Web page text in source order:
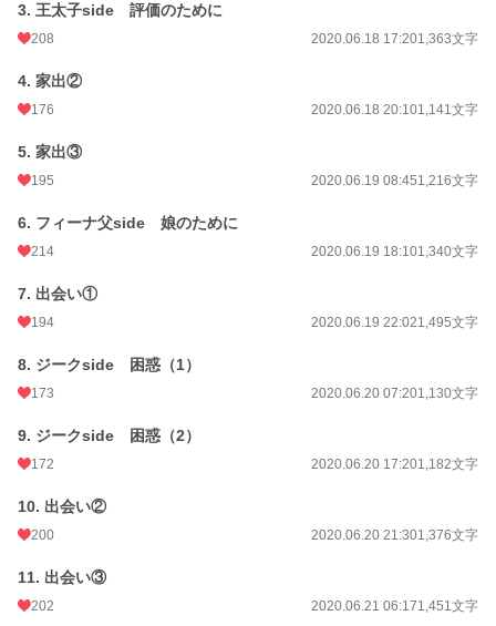
恋愛
お気に入り
24h.ポイント
文字数
更新日時
初回公開日時 2020.06.17 21:02
週間ポイント
年間ポイント
3. 王太子side 評価のために
208 2020.06.18 17:201,363文字
4. 家出②
176 2020.06.18 20:101,141文字
5. 家出③
195 2020.06.19 08:451,216文字
6. フィーナ父side 娘のために
214 2020.06.19 18:101,340文字
7. 出会い①
194 2020.06.19 22:021,495文字
8. ジークside 困惑（1）
173 2020.06.20 07:201,130文字
9. ジークside 困惑（2）
172 2020.06.20 17:201,182文字
10. 出会い②
200 2020.06.20 21:301,376文字
11. 出会い③
202 2020.06.21 06:171,451文字